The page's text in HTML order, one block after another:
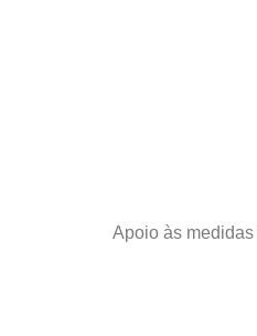
Apoio às